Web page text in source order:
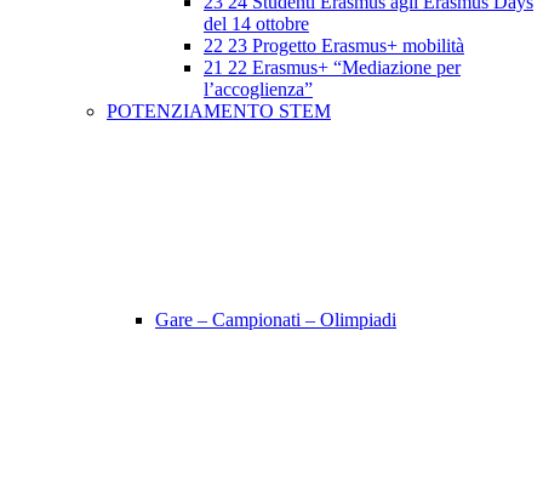
del 14 ottobre
22 23 Progetto Erasmus+ mobilità
21 22 Erasmus+ “Mediazione per
l’accoglienza”
POTENZIAMENTO STEM
Gare – Campionati – Olimpiadi